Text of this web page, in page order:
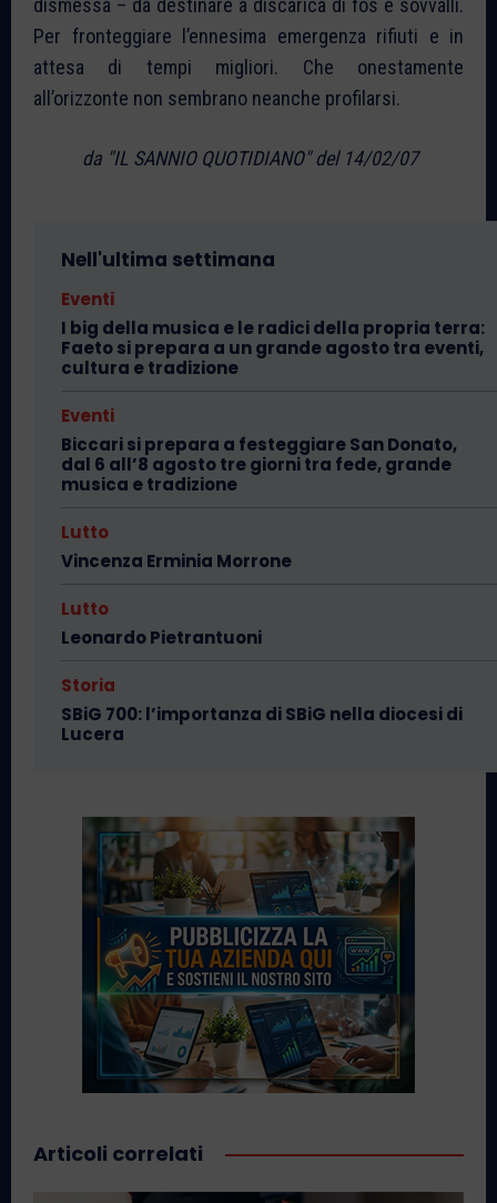
dismessa – da destinare a discarica di fos e sovvalli.
Per fronteggiare l’ennesima emergenza rifiuti e in
attesa di tempi migliori. Che onestamente
all’orizzonte non sembrano neanche profilarsi.
da "IL SANNIO QUOTIDIANO" del 14/02/07
Nell'ultima settimana
Eventi
I big della musica e le radici della propria terra:
Faeto si prepara a un grande agosto tra eventi,
cultura e tradizione
Eventi
Biccari si prepara a festeggiare San Donato,
dal 6 all’8 agosto tre giorni tra fede, grande
musica e tradizione
Lutto
Vincenza Erminia Morrone
Lutto
Leonardo Pietrantuoni
Storia
SBiG 700: l’importanza di SBiG nella diocesi di
Lucera
Articoli correlati